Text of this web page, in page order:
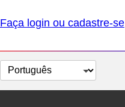
Faça login ou cadastre-se
Selecionar
idioma